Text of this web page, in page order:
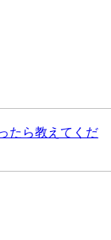
たら教えてくだ